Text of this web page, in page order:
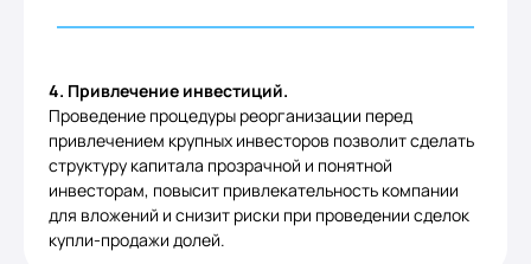
4. Привлечение инвестиций.
Проведение процедуры реорганизации перед
привлечением крупных инвесторов позволит сделать
структуру капитала прозрачной и понятной
инвесторам, повысит привлекательность компании
для вложений и снизит риски при проведении сделок
купли-продажи долей.